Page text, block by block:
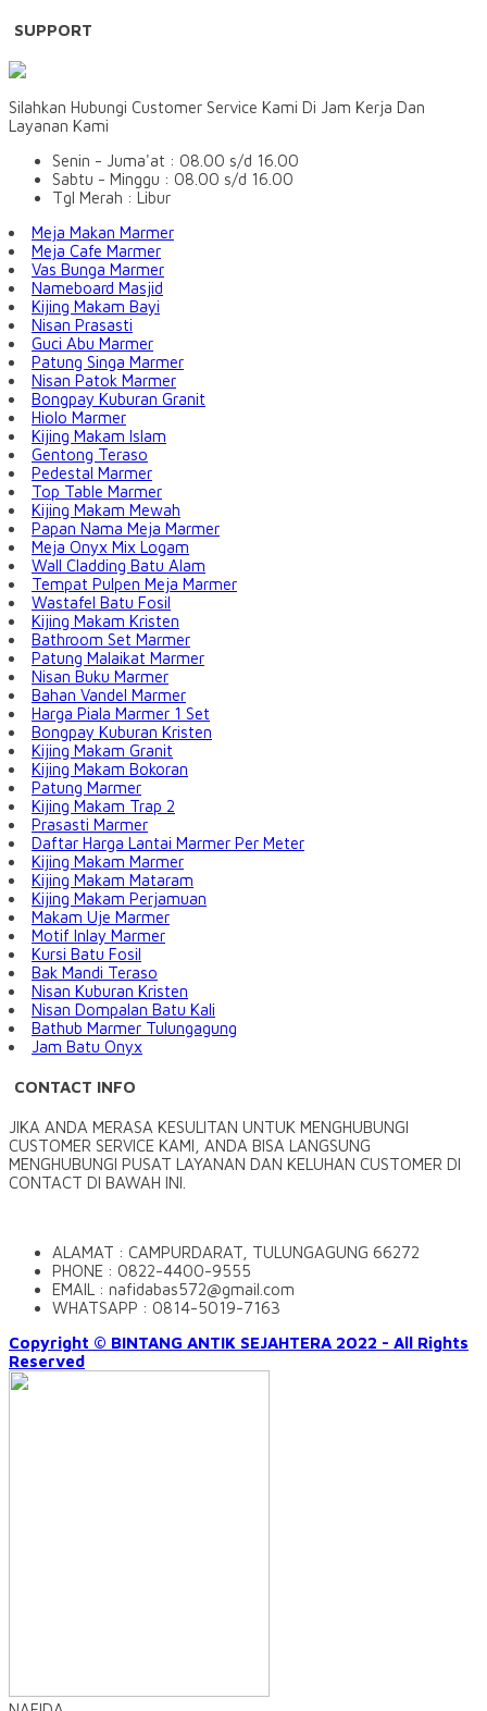
SUPPORT
Silahkan Hubungi Customer Service Kami Di Jam Kerja Dan
Layanan Kami
Senin - Juma'at : 08.00 s/d 16.00
Sabtu - Minggu : 08.00 s/d 16.00
Tgl Merah : Libur
Meja Makan Marmer
Meja Cafe Marmer
Vas Bunga Marmer
Nameboard Masjid
Kijing Makam Bayi
Nisan Prasasti
Guci Abu Marmer
Patung Singa Marmer
Nisan Patok Marmer
Bongpay Kuburan Granit
Hiolo Marmer
Kijing Makam Islam
Gentong Teraso
Pedestal Marmer
Top Table Marmer
Kijing Makam Mewah
Papan Nama Meja Marmer
Meja Onyx Mix Logam
Wall Cladding Batu Alam
Tempat Pulpen Meja Marmer
Wastafel Batu Fosil
Kijing Makam Kristen
Bathroom Set Marmer
Patung Malaikat Marmer
Nisan Buku Marmer
Bahan Vandel Marmer
Harga Piala Marmer 1 Set
Bongpay Kuburan Kristen
Kijing Makam Granit
Kijing Makam Bokoran
Patung Marmer
Kijing Makam Trap 2
Prasasti Marmer
Daftar Harga Lantai Marmer Per Meter
Kijing Makam Marmer
Kijing Makam Mataram
Kijing Makam Perjamuan
Makam Uje Marmer
Motif Inlay Marmer
Kursi Batu Fosil
Bak Mandi Teraso
Nisan Kuburan Kristen
Nisan Dompalan Batu Kali
Bathub Marmer Tulungagung
Jam Batu Onyx
CONTACT INFO
JIKA ANDA MERASA KESULITAN UNTUK MENGHUBUNGI
CUSTOMER SERVICE KAMI, ANDA BISA LANGSUNG
MENGHUBUNGI PUSAT LAYANAN DAN KELUHAN CUSTOMER DI
CONTACT DI BAWAH INI.
ALAMAT : CAMPURDARAT, TULUNGAGUNG 66272
PHONE : 0822-4400-9555
EMAIL : nafidabas572@gmail.com
WHATSAPP : 0814-5019-7163
Copyright © BINTANG ANTIK SEJAHTERA 2022 - All Rights
Reserved